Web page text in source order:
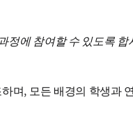
정에 참여할 수 있도록 합
며, 모든 배경의 학생